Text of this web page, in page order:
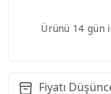
Ürünü 14 gün
Fiyatı